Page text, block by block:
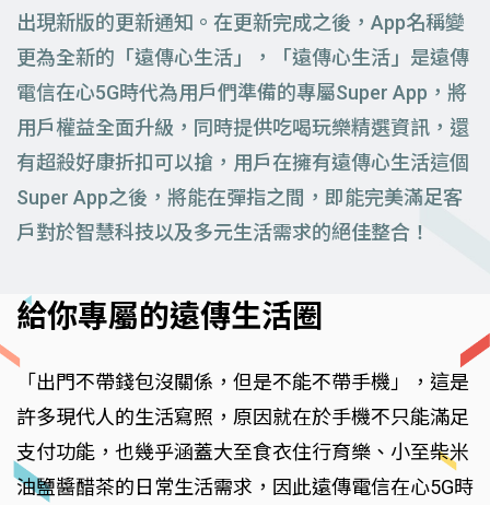
出現新版的更新通知。在更新完成之後，App名稱變
更為全新的「遠傳心生活」，「遠傳心生活」是遠傳
電信在心5G時代為用戶們準備的專屬Super App，將
用戶權益全面升級，同時提供吃喝玩樂精選資訊，還
有超殺好康折扣可以搶，用戶在擁有遠傳心生活這個
Super App之後，將能在彈指之間，即能完美滿足客
戶對於智慧科技以及多元生活需求的絕佳整合！
給你專屬的遠傳生活圈
「出門不帶錢包沒關係，但是不能不帶手機」，這是
許多現代人的生活寫照，原因就在於手機不只能滿足
支付功能，也幾乎涵蓋大至食衣住行育樂、小至柴米
油鹽醬醋茶的日常生活需求，因此遠傳電信在心5G時